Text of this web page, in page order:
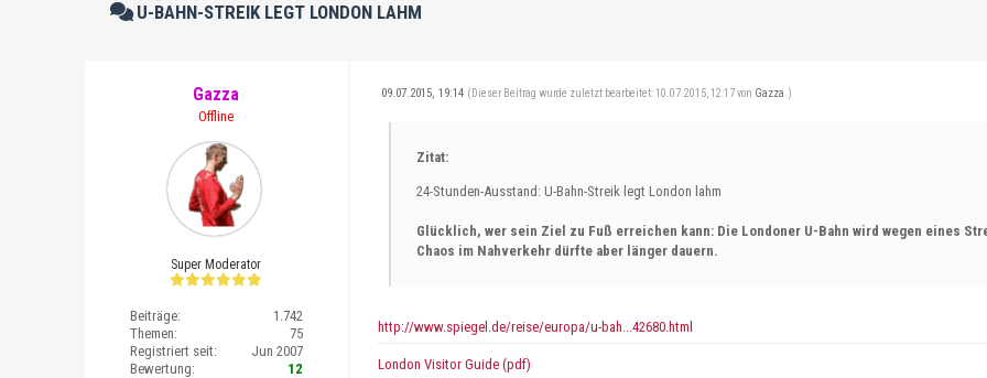
U-BAHN-STREIK LEGT LONDON LAHM
Gazza
Offline
Super Moderator
Beiträge:
1.742
Themen:
75
Registriert seit:
Jun 2007
Bewertung:
12
09.07.2015, 19:14 (Dieser Beitrag wurde zuletzt bearbeitet: 10.07.2015, 12:17 von Gazza .)
Zitat:
24-Stunden-Ausstand: U-Bahn-Streik legt London lahm
Glücklich, wer sein Ziel zu Fuß erreichen kann: Die Londoner U-Bahn wird wegen eines
Chaos im Nahverkehr dürfte aber länger dauern.
http://www.spiegel.de/reise/europa/u-bah...42680.html
London Visitor Guide (pdf)